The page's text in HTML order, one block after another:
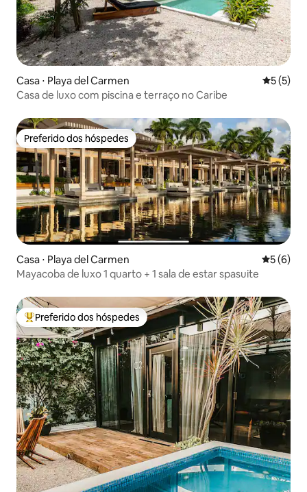
Casa ⋅ Playa del Carmen 5 de
5 (5)
Casa de luxo com piscina e terraço no Caribe
Preferido dos hóspedes
Preferido dos hóspedes
Casa ⋅ Playa del Carmen 5 de
5 (6)
Mayacoba de luxo 1 quarto + 1 sala de estar spasuite
Entre os melhores preferidos dos hóspedes
Preferido dos hóspedes